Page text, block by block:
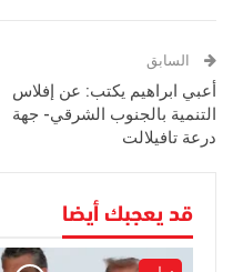
السابق
أعبي ابراهيم يكتب: عن إفلاس
التنمية بالجنوب الشرقي- جهة
درعة تافيلالت
قد يعجبك أيضا